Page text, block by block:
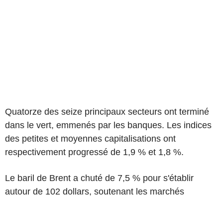
Quatorze des seize principaux secteurs ont terminé
dans le vert, emmenés par les banques. Les indices
des petites et moyennes capitalisations ont
respectivement progressé de 1,9 % et 1,8 %.
Le baril de Brent a chuté de 7,5 % pour s'établir
autour de 102 dollars, soutenant les marchés